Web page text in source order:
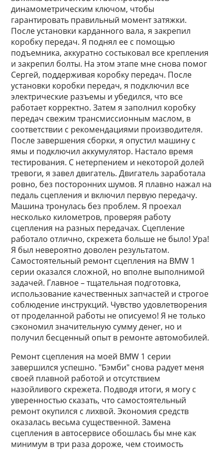
динамометрическим ключом, чтобы
гарантировать правильный момент затяжки.
После установки карданного вала, я закрепил
коробку передач. Я поднял ее с помощью
подъемника, аккуратно состыковал все крепления
и закрепил болты. На этом этапе мне снова помог
Сергей, поддерживая коробку передач. После
установки коробки передач, я подключил все
электрические разъемы и убедился, что все
работает корректно. Затем я заполнил коробку
передач свежим трансмиссионным маслом, в
соответствии с рекомендациями производителя.
После завершения сборки, я опустил машину с
ямы и подключил аккумулятор. Настало время
тестирования. С нетерпением и некоторой долей
тревоги, я завел двигатель. Двигатель заработала
ровно, без посторонних шумов. Я плавно нажал на
педаль сцепления и включил первую передачу.
Машина тронулась без проблем. Я проехал
несколько километров, проверяя работу
сцепления на разных передачах. Сцепление
работало отлично, скрежета больше не было! Ура!
Я был невероятно доволен результатом.
Самостоятельный ремонт сцепления на BMW 1
серии оказался сложной, но вполне выполнимой
задачей. Главное – тщательная подготовка,
использование качественных запчастей и строгое
соблюдение инструкций. Чувство удовлетворения
от проделанной работы не описуемо! Я не только
сэкономил значительную сумму денег, но и
получил бесценный опыт в ремонте автомобилей.
Ремонт сцепления на моей BMW 1 серии
завершился успешно. "Бэмби" снова радует меня
своей плавной работой и отсутствием
назойливого скрежета. Подводя итоги, я могу с
уверенностью сказать, что самостоятельный
ремонт окупился с лихвой. Экономия средств
оказалась весьма существенной. Замена
сцепления в автосервисе обошлась бы мне как
минимум в три раза дороже, чем стоимость